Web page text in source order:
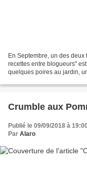
En Septembre, un des
recettes entre blogueurs"
quelques poires au jardin,
Crumble aux
Publié le 09/09/2018 à
Par Alaro